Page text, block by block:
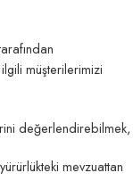
müşterilerimizi
değerlendirebilmek,
mevzuattan